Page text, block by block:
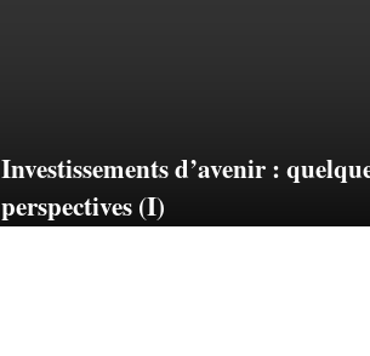
Investissements d’avenir :
perspectives (I)